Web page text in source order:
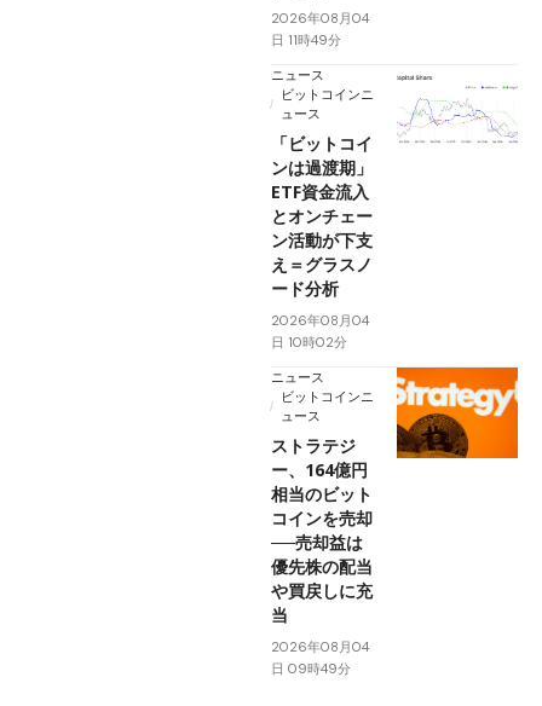
2026年08月04
日 11時49分
ニュース
ビットコインニ
ュース
「ビットコイ
ンは過渡期」
ETF資金流入
とオンチェー
ン活動が下支
え＝グラスノ
ード分析
2026年08月04
日 10時02分
ニュース
ビットコインニ
ュース
ストラテジ
ー、164億円
相当のビット
コインを売却
──売却益は
優先株の配当
や買戻しに充
当
2026年08月04
日 09時49分